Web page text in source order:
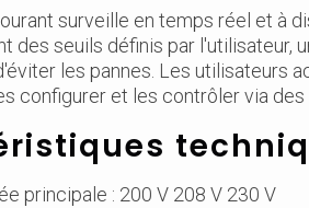
surveille en temps réel et à
des seuils définis par l'utilisateur,
les pannes. Les utilisateurs
configurer et les contrôler via des
principale : 200 V 208 V 230 V